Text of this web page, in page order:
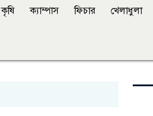
কৃষি ক্যাম্পাস ফিচার খেলাধুলা